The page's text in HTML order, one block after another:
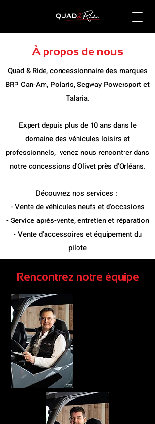
À propos de nous
Quad & Ride, concessionnaire des marques
BRP Can-Am, Polaris, Segway Powersport et
Talaria.
Expert depuis plus de 10 ans dans le
domaine des véhicules loisirs et
professionnels, venez nous rencontrer dans
notre concessions d'Olivet près d'Orléans.
Découvrez nos services :
- Vente de véhicules neufs et d'occasions
- Service après-vente, entretien et réparation
- Vente d'accessoires et équipement du
pilote
Rencontrez notre équipe